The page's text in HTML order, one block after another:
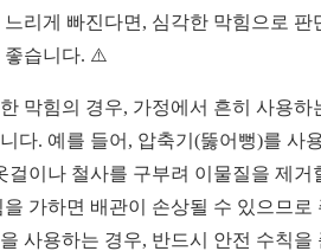
느리게 빠진다면, 심각한 막힘으로
좋습니다. ⚠️
막힘의 경우, 가정에서 흔히 사용
다. 예를 들어, 압축기(뚫어뻥)를 사
걸이나 철사를 구부려 이물질을 제
을 가하면 배관이 손상될 수 있으므로
사용하는 경우, 반드시 안전 수칙